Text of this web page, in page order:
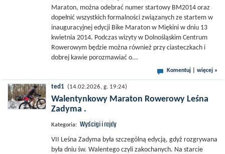
Maraton, można odebrać numer startowy BM2014 oraz
dopełnić wszystkich formalności związanych ze startem w
inauguracyjnej edycji Bike Maraton w Miękini w dniu 13
kwietnia 2014. Podczas wizyty w Dolnośląskim Centrum
Rowerowym będzie można również przy ciasteczkach i
dobrej kawie porozmawiać o...
Komentuj więcej »
ted1 (14.02.2026, g. 19:24)
Walentynkowy Maraton Rowerowy Leśna
Zadyma .
Kategoria: Wyścigi i rajdy
VII Leśna Zadyma była szczególną edycją, gdyż rozgrywana
była dniu św. Walentego czyli zakochanych. Na starcie